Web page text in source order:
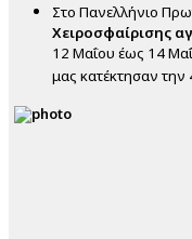
Στο Πανελλήνιο
Χειροσφαίρισης
12 Μαΐου έως 14
μας κατέκτησαν την